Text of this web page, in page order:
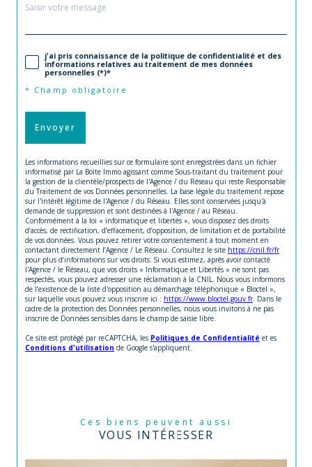
j'ai pris connaissance de la politique de confidentialité et des
informations relatives au traitement de mes données
personnelles (*)*
* Champ obligatoire
Envoyer
Les informations recueillies sur ce formulaire sont enregistrées dans un fichier
informatisé par La Boite Immo agissant comme Sous-traitant du traitement pour
la gestion de la clientèle/prospects de l'Agence / du Réseau qui reste Responsable
du Traitement de vos Données personnelles. La base légale du traitement repose
sur l'intérêt légitime de l'Agence / du Réseau. Elles sont conservées jusqu'à
demande de suppression et sont destinées à l'Agence / au Réseau.
Conformément à la loi « informatique et libertés », vous disposez des droits
d’accès, de rectification, d’effacement, d’opposition, de limitation et de portabilité
de vos données. Vous pouvez retirer votre consentement à tout moment en
contactant directement l’Agence / Le Réseau. Consultez le site https://cnil.fr/fr
pour plus d’informations sur vos droits. Si vous estimez, après avoir contacté
l'Agence / le Réseau, que vos droits « Informatique et Libertés » ne sont pas
respectés, vous pouvez adresser une réclamation à la CNIL. Nous vous informons
de l’existence de la liste d'opposition au démarchage téléphonique « Bloctel »,
sur laquelle vous pouvez vous inscrire ici : https://www.bloctel.gouv.fr. Dans le
cadre de la protection des Données personnelles, nous vous invitons à ne pas
inscrire de Données sensibles dans le champ de saisie libre.
Ce site est protégé par reCAPTCHA, les Politiques de Confidentialité et es
Conditions d'utilisation de Google s'appliquent.
Ces biens peuvent aussi
VOUS INTÉRESSER